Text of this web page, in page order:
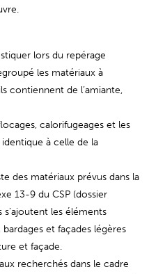
lors du repérage
les matériaux à
contiennent de l’amiante,
calorifugeages et les
à celle de la
des matériaux prévus dans la
13-9 du CSP (dossier
les éléments
et façades légères
et façade.
recherchés dans le cadre